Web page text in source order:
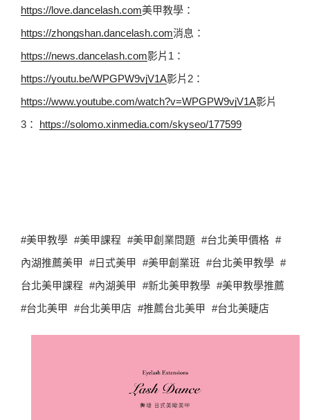
https://love.dancelash.com
https://zhongshan.dancelash.com
https://news.dancelash.com
https://youtu.be/WPGPW9vjV1A
https://www.youtube.com/watch?v=WPGPW9vjV1A影片
3： https://solomo.xinmedia.com/skyseo/177599
#美甲教學 #美甲課程 #美甲創業問題 #台北美甲價格 #
內湖推薦美甲 #日式美甲 #美甲創業班 #台北美甲教學 #
台北美甲課程 #內湖美甲 #新北美甲教學 #美甲教學推薦
#台北美甲 #台北美甲店 #推薦台北美甲 #台北美睫店